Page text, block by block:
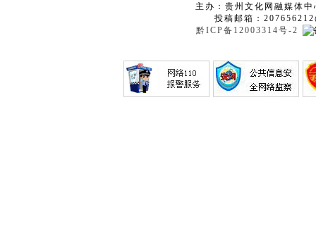
主办：贵州文化网融媒体
投稿邮箱：
黔ICP备12003314号-2